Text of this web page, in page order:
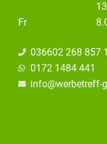
Fr
036602 268 857
0172 1484 441
info@werbetreff-